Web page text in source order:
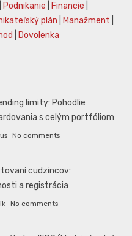
Podnikanie Financie
plán Manažment
Dovolenka
limity: Pohodlie
s celým portfóliom
No comments
cudzincov:
a registrácia
No comments